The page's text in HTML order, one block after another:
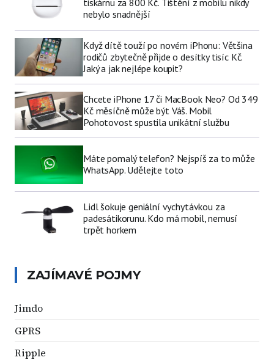
tiskárnu za 800 Kč. Tištění z mobilu nikdy
nebylo snadnější
Když dítě touží po novém iPhonu: Většina
rodičů zbytečně přijde o desítky tisíc Kč.
Jaký a jak nejlépe koupit?
Chcete iPhone 17 či MacBook Neo? Od 349
Kč měsíčně může být Váš. Mobil
Pohotovost spustila unikátní službu
Máte pomalý telefon? Nejspíš za to může
WhatsApp. Udělejte toto
Lidl šokuje geniální vychytávkou za
padesátikorunu. Kdo má mobil, nemusí
trpět horkem
ZAJÍMAVÉ POJMY
Jimdo
GPRS
Ripple